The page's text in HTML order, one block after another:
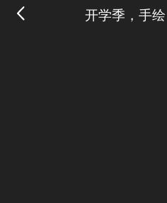
开学季，手